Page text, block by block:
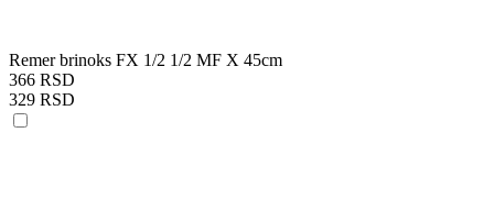
Remer brinoks FX 1/2 1/2 MF X 45cm
366 RSD
329 RSD